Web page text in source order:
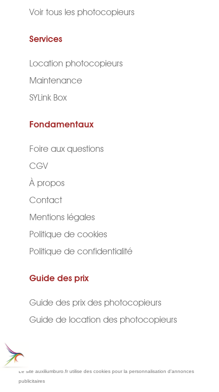
Voir tous les photocopieurs
Services
Location photocopieurs
Maintenance
SYLink Box
Fondamentaux
Foire aux questions
CGV
À propos
Contact
Mentions légales
Politique de cookies
Politique de confidentialité
Guide des prix
Guide des prix des photocopieurs
Guide de location des photocopieurs
Le site auxiliumburo.fr utilise des cookies pour la personnalisation d'annonces
publicitaires